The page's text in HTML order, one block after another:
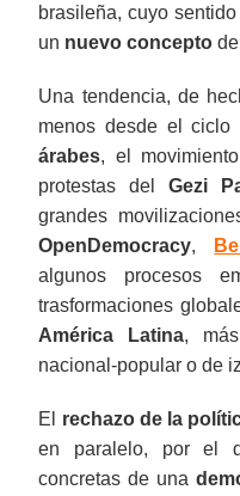
brasileña, cuyo
un nuevo concepto
Una tendencia, de
menos desde el ciclo
árabes, el
protestas delGezi
grandes
OpenDemocracy,
algunos procesos
trasformaciones
América Latina,
nacional-popular o de
El rechazo de la
en paralelo, por el
concretas de una